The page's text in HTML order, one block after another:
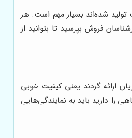
تولید شده‌اند بسیار مهم است. هر
فروش بپرسید تا بتوانید از
ارائه گردند یعنی کیفیت خوبی
را دارید باید به نمایندگی‌هایی